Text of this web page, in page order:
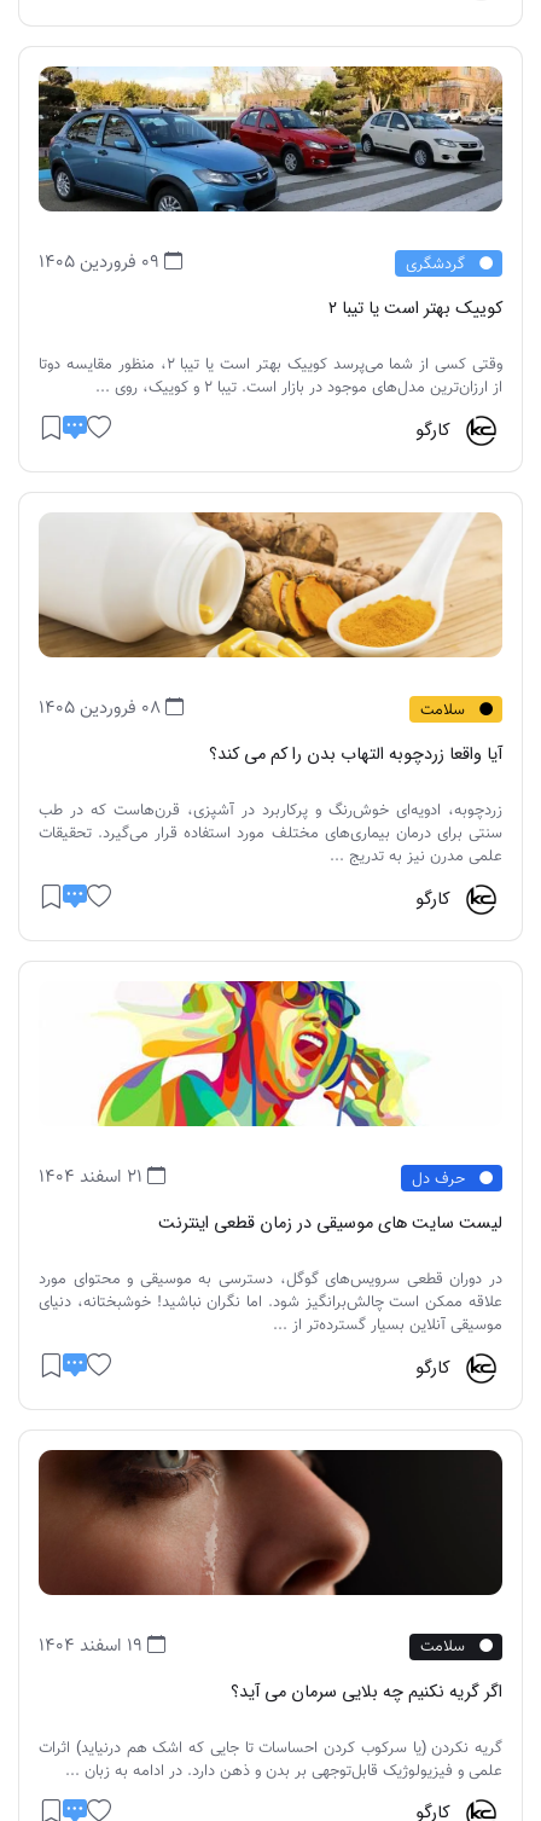
گردشگری
کوییک بهتر است یا تیبا ۲
وقتی کسی از شما می‌پرسد کوییک بهتر است یا تیبا 2، منظور مقایسه دوتا
از ارزان‌ترین مدل‌های موجود در بازار است. تیبا ۲ و کوییک، روی ...
کارگو
سلامت
آیا واقعا زردچوبه التهاب بدن را کم می کند؟
زردچوبه، ادویه‌ای خوش‌رنگ و پرکاربرد در آشپزی، قرن‌هاست که در طب
سنتی برای درمان بیماری‌های مختلف مورد استفاده قرار می‌گیرد. تحقیقات
علمی مدرن نیز به تدریج ...
کارگو
حرف دل
لیست سایت های موسیقی در زمان قطعی اینترنت
در دوران قطعی سرویس‌های گوگل، دسترسی به موسیقی و محتوای مورد
علاقه ممکن است چالش‌برانگیز شود. اما نگران نباشید! خوشبختانه، دنیای
موسیقی آنلاین بسیار گسترده‌تر از ...
کارگو
سلامت
اگر گریه نکنیم چه بلایی سرمان می آید؟
گریه نکردن (یا سرکوب کردن احساسات تا جایی که اشک هم درنیاید) اثرات
علمی و فیزیولوژیک قابل‌توجهی بر بدن و ذهن دارد. در ادامه به زبان ...
کارگو